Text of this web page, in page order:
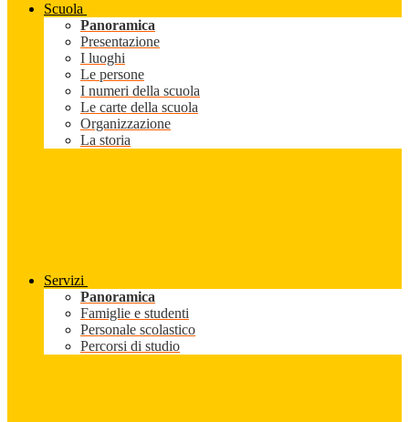
Scuola
Panoramica
Presentazione
I luoghi
Le persone
I numeri della scuola
Le carte della scuola
Organizzazione
La storia
Servizi
Panoramica
Famiglie e studenti
Personale scolastico
Percorsi di studio